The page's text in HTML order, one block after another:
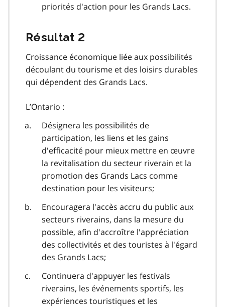
priorités d'action pour les Grands Lacs.
Résultat 2
Croissance économique liée aux possibilités
découlant du tourisme et des loisirs durables
qui dépendent des Grands Lacs.
L’Ontario :
Désignera les possibilités de
participation, les liens et les gains
d'efficacité pour mieux mettre en œuvre
la revitalisation du secteur riverain et la
promotion des Grands Lacs comme
destination pour les visiteurs;
Encouragera l'accès accru du public aux
secteurs riverains, dans la mesure du
possible, afin d'accroître l'appréciation
des collectivités et des touristes à l'égard
des Grands Lacs;
Continuera d'appuyer les festivals
riverains, les événements sportifs, les
expériences touristiques et les